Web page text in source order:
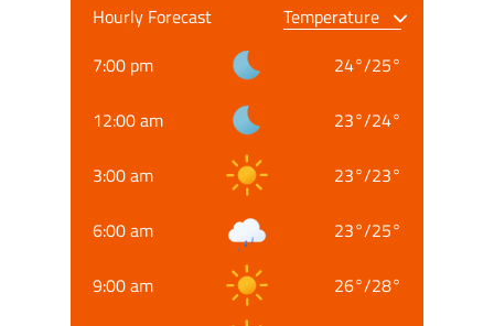
Hourly Forecast
7:00 pm
24°/25°
12:00 am 23°/24°
3:00 am 23°/23°
6:00 am 23°/25°
9:00 am 26°/28°